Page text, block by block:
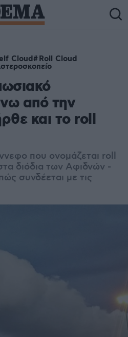
Cloud Roll Cloud
από την
και το roll
που ονομάζεται roll
διόδια των Αφιδνών -
συνδέεται με τις